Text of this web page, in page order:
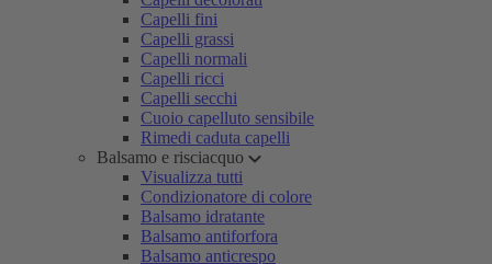
Capelli fini
Capelli grassi
Capelli normali
Capelli ricci
Capelli secchi
Cuoio capelluto sensibile
Rimedi caduta capelli
Balsamo e risciacquo
Visualizza tutti
Condizionatore di colore
Balsamo idratante
Balsamo antiforfora
Balsamo anticrespo